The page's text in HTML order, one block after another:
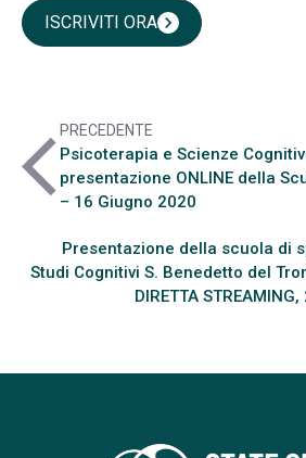
ISCRIVITI ORAchevron_right
arrow_back_ios
PRECEDENTE
Psicoterapia e Scienze
presentazione ONLINE della
– 16 Giugno 2020
Presentazione della scuola di
Studi Cognitivi S. Benedetto del
DIRETTA